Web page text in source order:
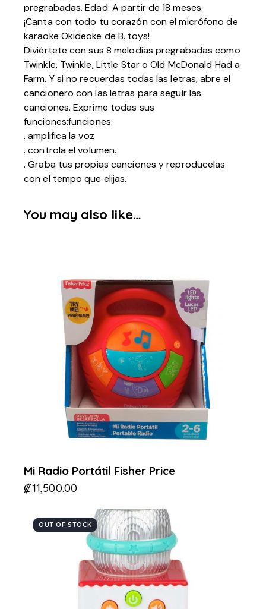
pregrabadas. Edad: A partir de 18 meses.
¡Canta con todo tu corazón con el micrófono de
karaoke Okideoke de B. toys!
Diviértete con sus 8 melodías pregrabadas como
Twinkle, Twinkle, Little Star o Old McDonald Had a
Farm. Y si no recuerdas todas las letras, abre el
cancionero con las letras para seguir las
canciones. Exprime todas sus
funciones:funciones:
. amplifica la voz
. controla el volumen.
. Graba tus propias canciones y reproducelas
con el tempo que elijas.
You may also like…
Mi Radio Portátil Fisher Price
₡11,500.00
OUT OF STOCK